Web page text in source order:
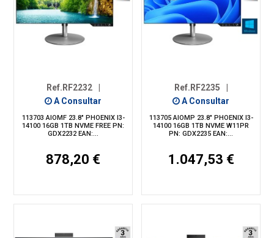
Ref.RF2232
A Consultar
113703 AIOMF 23.8" PHOENIX I3-
14100 16GB 1TB NVME FREE PN:
GDX2232 EAN:...
878,20 €
Ref.RF2235
A Consultar
113705 AIOMP 23.8" PHOENIX I3-
14100 16GB 1TB NVME W11PR
PN: GDX2235 EAN:...
1.047,53 €